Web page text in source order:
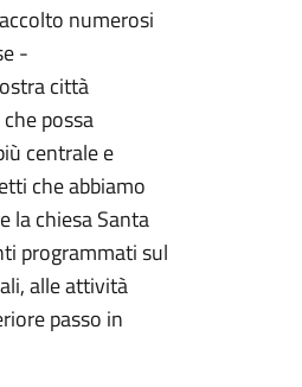
numerosi
-
città
possa
centrale e
che abbiamo
la chiesa Santa
programmati sul
alle attività
passo in